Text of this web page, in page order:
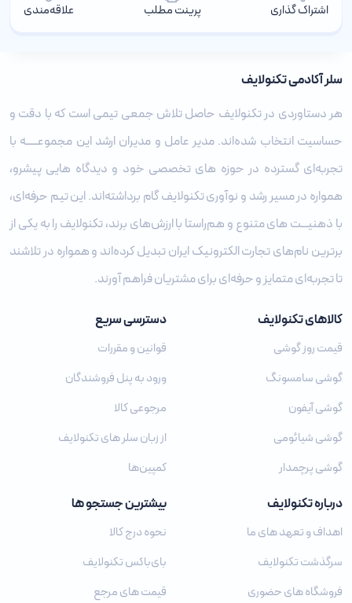
اشتراک گذاری پرینت مطلب علاقه‌مندی
سلر آکادمی تکنولایف
هر دستاوردی در تکنولایف حاصل تلاش جمعی تیمی است که با دقت و
حساسیت انتخاب شده‌اند. مدیر عامل و مدیران ارشد این مجموعـــــه با
تجربه‌ای گسترده در حوزه‌ های تخصصی خود و دیدگاه ‌هایی پیشرو،
همواره در مسیر رشد و نوآوری تکنولایف گام برداشته‌اند. این تیم حرفه‌ای،
با ذهنیـــت‌ های متنوع و هم‌راستا با ارزش‌های برند، تکنولایف را به یکی از
برترین نام‌های تجارت الکترونیک ایران تبدیل کرده‌اند و همواره در تلاشند
تا تجربه‌ای متمایز و حرفه‌ای برای مشتریان فراهم آورند.
کالاهای تکنولایف
قیمت روز گوشی
گوشی سامسونگ
گوشی آیفون
گوشی شیائومی
گوشی پرچمدار
دسترسی سریع
قوانین و مقررات
ورود به پنل فروشندگان
مرجوعی کالا
از زبان سلر های تکنولایف
کمپین‌ها
درباره تکنولایف
اهداف و تعهد های ما
سرگذشت تکنولایف
فروشگاه های حضوری
بیشترین جستجو ها
نحوه درج کالا
بای‌باکس تکنولایف
قیمت های مرجع